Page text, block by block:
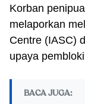
Korban
melaporkan
Centre (IASC)
upaya
BACA JUGA: